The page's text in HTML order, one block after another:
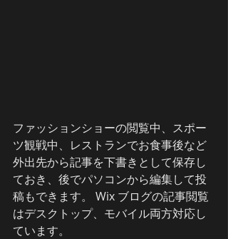
ファッションショーの閲覧中、スポー
ツ観戦中、レストランでお食事後など
外出先から記事を下書きとして保存し
ておき、後でパソコンから編集して投
稿もできます。 Wix ブログの記事閲覧
はデスクトップ、モバイル両方対応し
ています。